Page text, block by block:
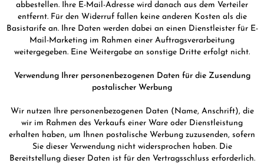
abbestellen. Ihre E-Mail-Adresse wird danach aus dem Verteiler
entfernt. Für den Widerruf fallen keine anderen Kosten als die
Basistarife an. Ihre Daten werden dabei an einen Dienstleister für E-
Mail-Marketing im Rahmen einer Auftragsverarbeitung
weitergegeben. Eine Weitergabe an sonstige Dritte erfolgt nicht.
Verwendung Ihrer personenbezogenen Daten für die Zusendung
postalischer Werbung
Wir nutzen Ihre personenbezogenen Daten (Name, Anschrift), die
wir im Rahmen des Verkaufs einer Ware oder Dienstleistung
erhalten haben, um Ihnen postalische Werbung zuzusenden, sofern
Sie dieser Verwendung nicht widersprochen haben. Die
Bereitstellung dieser Daten ist für den Vertragsschluss erforderlich.